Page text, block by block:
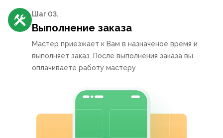
Шаг 03.
Выполнение заказа
Мастер приезжает к Вам в назначеное время и
выполняет заказ. После выполнения заказа вы
оплачиваете работу мастеру